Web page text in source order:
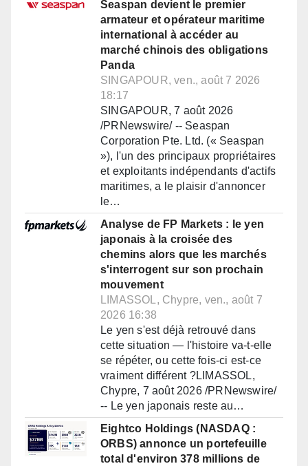
Seaspan devient le premier
armateur et opérateur maritime
international à accéder au
marché chinois des obligations
Panda
SINGAPOUR, ven., août 7 2026
18:17
SINGAPOUR, 7 août 2026
/PRNewswire/ -- Seaspan
Corporation Pte. Ltd. (« Seaspan
»), l'un des principaux propriétaires
et exploitants indépendants d'actifs
maritimes, a le plaisir d'annoncer
le…
Analyse de FP Markets : le yen
japonais à la croisée des
chemins alors que les marchés
s'interrogent sur son prochain
mouvement
LIMASSOL, Chypre, ven., août 7
2026 16:38
Le yen s'est déjà retrouvé dans
cette situation — l'histoire va-t-elle
se répéter, ou cette fois-ci est-ce
vraiment différent ?LIMASSOL,
Chypre, 7 août 2026 /PRNewswire/
-- Le yen japonais reste au…
Eightco Holdings (NASDAQ :
ORBS) annonce un portefeuille
total d'environ 378 millions de